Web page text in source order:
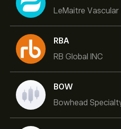
LeMaitre Vascular
RBA
RB Global INC
BOW
Bowhead